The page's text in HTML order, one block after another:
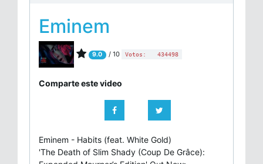
Eminem
9.0 / 10 Votos: 434498
Comparte este video
Eminem - Habits (feat. White Gold)
'The Death of Slim Shady (Coup De Grâce):